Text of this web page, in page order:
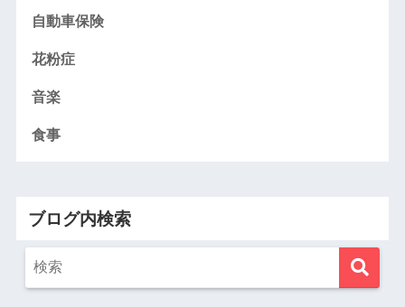
自動車保険
花粉症
音楽
食事
ブログ内検索